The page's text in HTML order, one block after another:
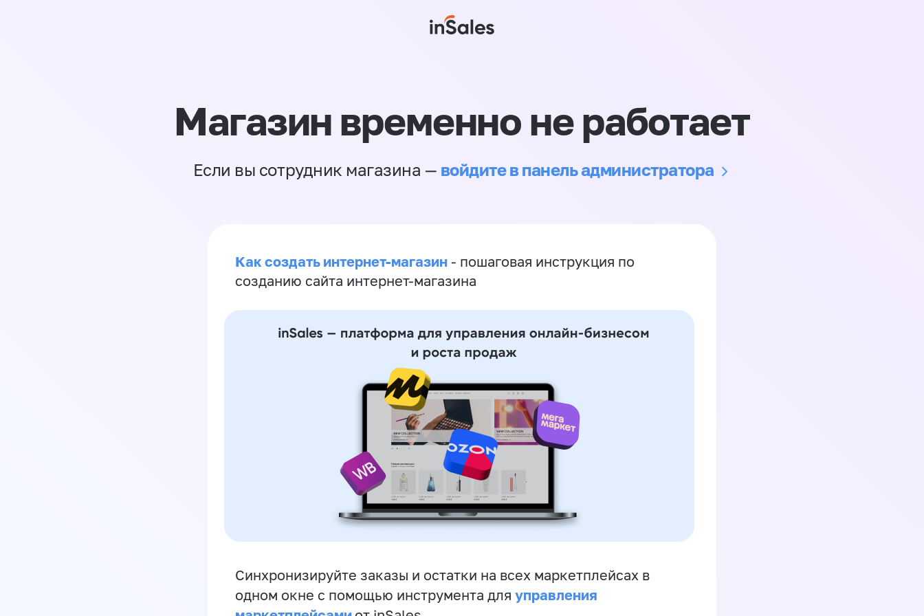
Магазин временно не работает
Если вы сотрудник магазина — войдите в панель администратора
Как создать интернет-магазин - пошаговая инструкция по
созданию сайта интернет-магазина
Синхронизируйте заказы и остатки на всех маркетплейсах в
одном окне с помощью инструмента для управления